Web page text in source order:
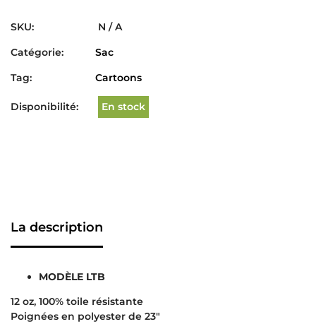
SKU:
N / A
Catégorie:
Sac
Tag:
Cartoons
Disponibilité: En stock
La description
MODÈLE LTB
12 oz, 100% toile résistante
Poignées en polyester de 23″